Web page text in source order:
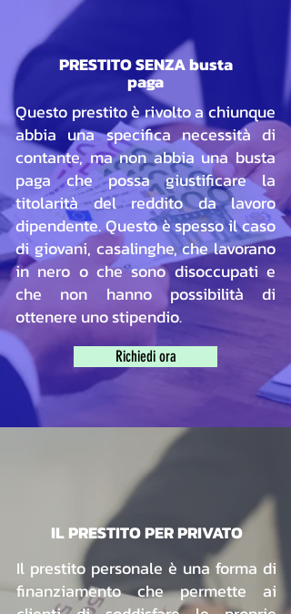
PRESTITO SENZA busta
paga
Questo prestito è rivolto a chiunque
abbia una specifica necessità di
contante, ma non abbia una busta
paga che possa giustificare la
titolarità del reddito da lavoro
dipendente. Questo è spesso il caso
di giovani, casalinghe, che lavorano
in nero o che sono disoccupati e
che non hanno possibilità di
ottenere uno stipendio.
Richiedi ora
IL PRESTITO PER PRIVATO
Il prestito personale è una forma di
finanziamento che permette ai